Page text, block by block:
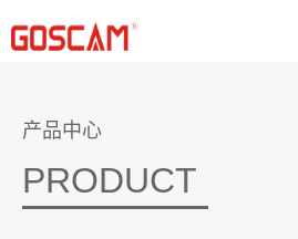
产品中心
PRODUCT